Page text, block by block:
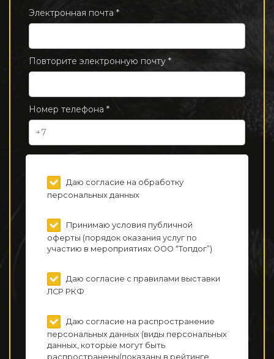
Электронная почта *
Повторите электронную почту *
Номер телефона *
Даю согласие на обработку
персональных данных
Принимаю условия публичной
оферты (порядок оказания услуг по
участию в мероприятиях ООО “Топдог”)
Даю согласие с правилами выставки
ЛСР РКФ
Даю согласие на распространение
персональных данных (виды персональных
данных, которые могут быть
распространены(показаны в рейтинге,